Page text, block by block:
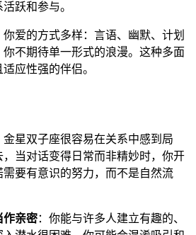
跃和参与。
你爱的方式多样：言语、幽默、计划
不期待单一形式的浪漫。这种多面
应性强的伴侣。
金星双子座很容易在关系中感到局
，当对话变得日常而非精妙时，你开
要有意识的努力，而不是自然流
作亲密：你能与许多人建立有趣的、